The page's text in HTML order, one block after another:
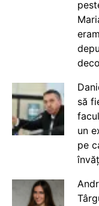
să
un
pe